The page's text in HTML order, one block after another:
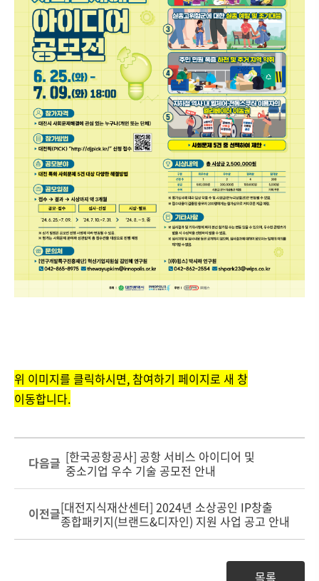
위 이미지를 클릭하시면, 참여하기 페이지로 새 창
이동합니다.
다음글 [한국공항공사] 공항 서비스 아이디어 및
중소기업 우수 기술 공모전 안내
이전글[대전지식재산센터] 2024년 소상공인 IP창출
종합패키지(브랜드&디자인) 지원 사업 공고 안내
목록